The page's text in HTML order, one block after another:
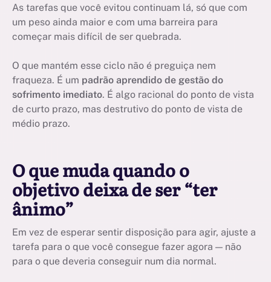
As tarefas que você evitou continuam lá, só que com
um peso ainda maior e com uma barreira para
começar mais difícil de ser quebrada.
O que mantém esse ciclo não é preguiça nem
fraqueza. É um padrão aprendido de gestão do
sofrimento imediato. É algo racional do ponto de vista
de curto prazo, mas destrutivo do ponto de vista de
médio prazo.
O que muda quando o
objetivo deixa de ser “ter
ânimo”
Em vez de esperar sentir disposição para agir, ajuste a
tarefa para o que você consegue fazer agora — não
para o que deveria conseguir num dia normal.